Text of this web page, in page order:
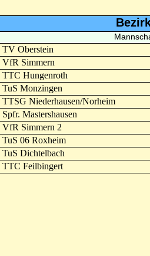
TV Oberstein
VfR Simmern
TTC Hungenroth
TuS Monzingen
TTSG Niederhausen/Norheim
Spfr. Mastershausen
VfR Simmern 2
TuS 06 Roxheim
TuS Dichtelbach
TTC Feilbingert